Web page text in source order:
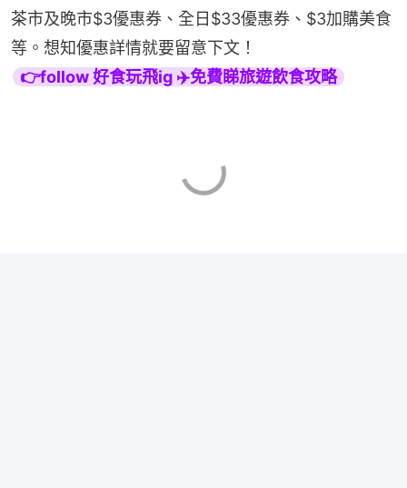
茶市及晚市$3優惠券、全日$33優惠券、$3加購美食
等。想知優惠詳情就要留意下文！
👉follow 好食玩飛ig ✈️免費睇旅遊飲食攻略